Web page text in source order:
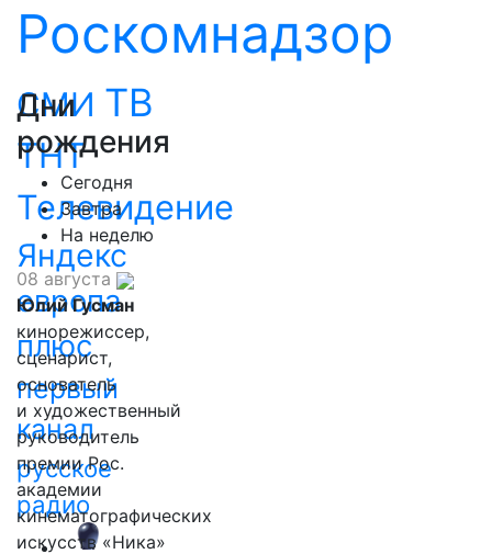
Роскомнадзор
СМИ ТВ
ТНТ
Телевидение
Яндекс
европа
плюс
первый
канал
русское
радио
Дни
рождения
Сегодня
Завтра
На неделю
08 августа
Юлий Гусман
кинорежиссер,
сценарист,
основатель
и художественный
руководитель
премии Рос.
академии
кинематографических
искусств «Ника»